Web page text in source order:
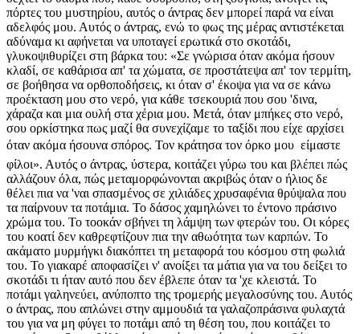
πόρτες του μυστηρίου, αυτός ο άντρας δεν μπορεί παρά να είναι
αδελφός μου. Αυτός ο άντρας, ενώ το φως της μέρας αντιστέκεται
αδύναμα κι αφήνεται να υποταγεί ερωτικά στο σκοτάδι,
γλυκοψιθυρίζει στη βάρκα του: «Σε γνώρισα όταν ακόμα ήσουν
κλαδί, σε καθάρισα απ' τα χώματα, σε προστάτεψα απ' τον τερμίτη,
σε βοήθησα να ορθοποδήσεις, κι όταν σ' έκοψα για να σε κάνω
προέκταση μου στο νερό, για κάθε τσεκουριά που σου 'δινα,
χάραζα και μια ουλή στα χέρια μου. Μετά, όταν μπήκες στο νερό,
σου ορκίστηκα πως μαζί θα συνεχίζαμε το ταξίδι που είχε αρχίσει
όταν ακόμα ήσουνα σπόρος. Τον κράτησα τον όρκο μου  είμαστε
φίλοι». Αυτός ο άντρας, ύστερα, κοιτάζει γύρω του και βλέπει πώς
αλλάζουν όλα, πώς μεταμορφώνονται ακριβώς όταν ο ήλιος δε
θέλει πια να 'ναι σπασμένος σε χιλιάδες χρυσαφένια θρύψαλα που
τα παίρνουν τα ποτάμια. Το δάσος χαμηλώνει το έντονο πράσινο
χρώμα του. Το τοοκάν σβήνει τη λάμψη των φτερών του. Οι κόρες
του κοατί δεν καθρεφτίζουν πια την αθωότητα των καρπών. Το
ακάματο μυρμήγκι διακόπτει τη μεταφορά του κόσμου στη φωλιά
του. Το γιακαρέ αποφασίζει ν' ανοίξει τα μάτια για να του δείξει το
σκοτάδι τι ήταν αυτό που δεν έβλεπε όταν τα 'χε κλειστά. Το
ποτάμι γαληνεύει, ανύποπτο της τρομερής μεγαλοσύνης του. Αυτός
ο άντρας, που απλώνει στην αμμουδιά τα γαλαζοπράσινα φυλαχτά
του για να μη φύγει το ποτάμι από τη θέση του, που κοιτάζει το